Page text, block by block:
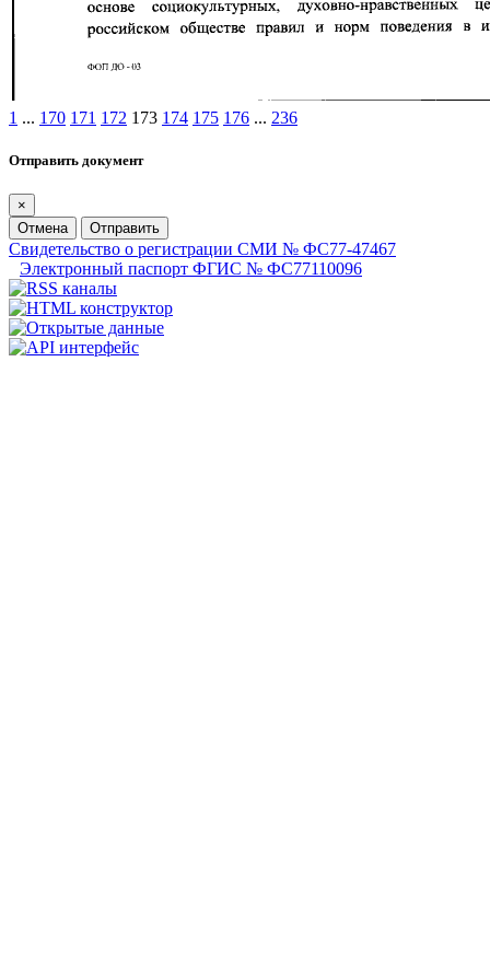
1 ... 170 171 172 173 174 175 176 ... 236
Отправить документ
×
Отмена
Отправить
Свидетельство о регистрации СМИ № ФС77-47467
Электронный паспорт ФГИС № ФС77110096